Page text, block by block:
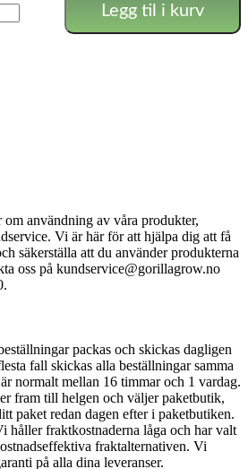
Legg til i kurv
användning av våra produkter,
Vi är här för att hjälpa dig att få
säkerställa att du använder produkterna
oss på kundservice@gorillagrow.no
packas och skickas dagligen
fall skickas alla beställningar samma
normalt mellan 16 timmar och 1 vardag.
fram till helgen och väljer paketbutik,
paket redan dagen efter i paketbutiken.
håller fraktkostnaderna låga och har valt
fraktalternativen. Vi
på alla dina leveranser.